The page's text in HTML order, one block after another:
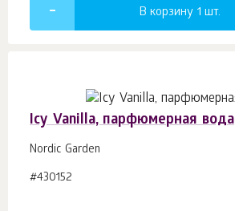
В корзину 1 шт.
Icy Vanilla, парфюмерная вода
Nordic Garden
#430152